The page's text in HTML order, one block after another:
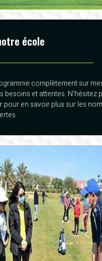
école
complètement sur
besoins et attentes. N'hésitez
pour en savoir plus sur les